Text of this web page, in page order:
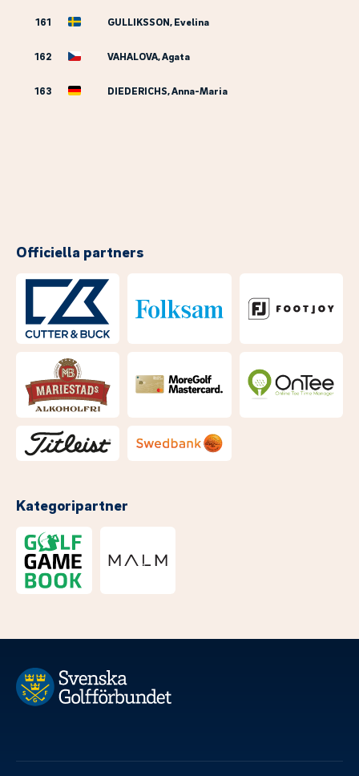
161 GULLIKSSON, Evelina
162 VAHALOVA, Agata
163 DIEDERICHS, Anna-Maria
Officiella partners
Kategoripartner